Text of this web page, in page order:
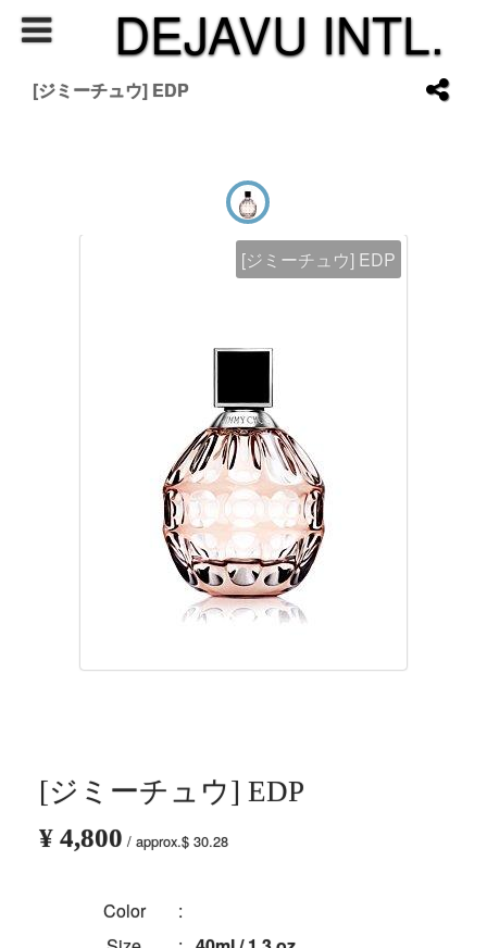
DEJAVU INTL.
[ジミーチュウ] EDP
[ジミーチュウ] EDP
[ジミーチュウ] EDP
¥ 4,800 / approx.$ 30.28
Color
: